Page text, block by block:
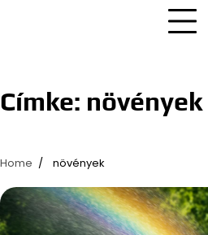
Címke: növények
Home növények